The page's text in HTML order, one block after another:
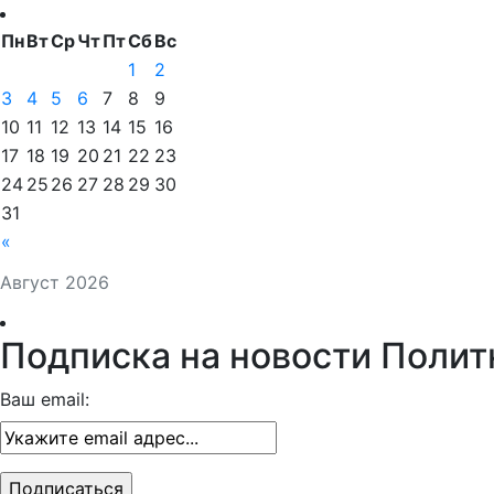
Август 2026
ПнВтСрЧтПтСбВс
«
1
2
3
4 5 6 7 8
9
10 11 12 13 14 15 16
17 18 19 20 21 22 23
24 25 26 27 28 29 30
31
Подписка на новости
Ваш email: